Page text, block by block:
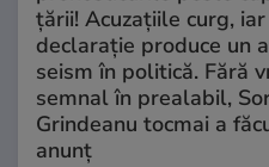
țării! Acuzațiile curg,
declarație produce un
seism în politică. Fără
semnal în prealabil,
Grindeanu tocmai a
anunț